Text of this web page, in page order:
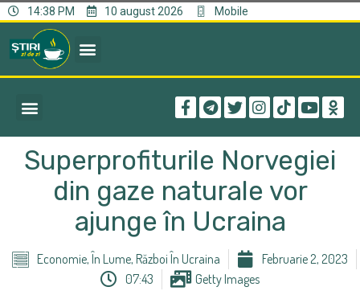
14:38 PM 10 august 2026 Mobile
Superprofiturile Norvegiei
din gaze naturale vor
ajunge în Ucraina
Economie, În Lume, Război În Ucraina
Februarie 2, 2023
07:43
Getty Images